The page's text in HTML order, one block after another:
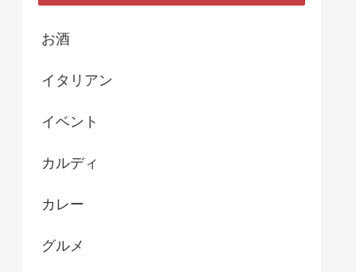
お酒
イタリアン
イベント
カルディ
カレー
グルメ